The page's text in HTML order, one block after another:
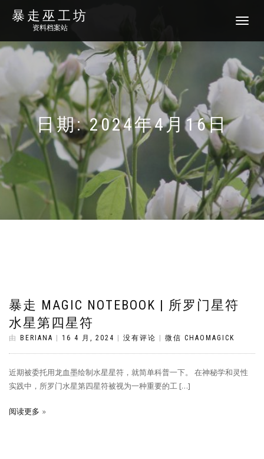
暴走巫工坊
资料档案站
切
导
日期:2024年4月16日
暴走 MAGIC NOTEBOOK | 所罗门星符
水星第四星符
由 BERIANA 16 4 月, 2024 没有评论 微信 CHAOMAGICK
近期被委托用龙血墨绘制水星星符，就简单科普一下​。 在神秘学和灵性
实践中，所罗门水星第四星符被视为一种重要的工 […]
阅读更多